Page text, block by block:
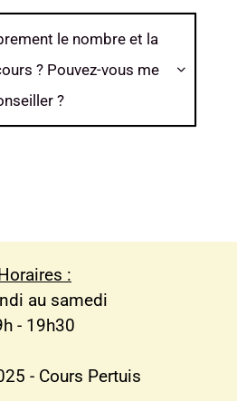
:
au samedi
- 19h30
- Cours Pertuis
le nombre et la
? Pouvez-vous me
?
